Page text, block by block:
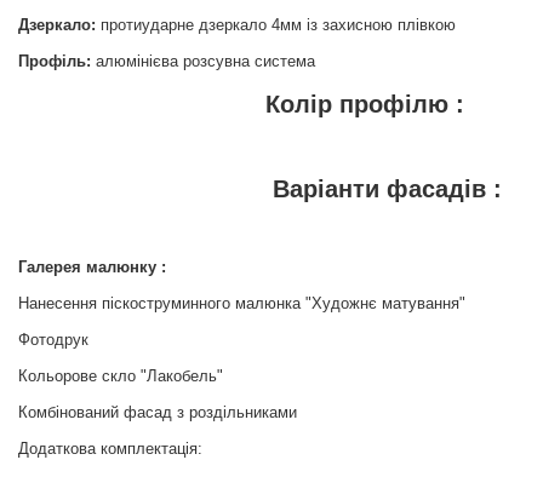
Дзеркало: протиударне дзеркало 4мм із захисною плівкою
Профіль: алюмінієва розсувна система
Колір профілю :
Варіанти фасадів :
Галерея малюнку :
Нанесення піскоструминного малюнка "Художнє матування"
Фотодрук
Кольорове скло "Лакобель"
Комбінований фасад з роздільниками
Додаткова комплектація: